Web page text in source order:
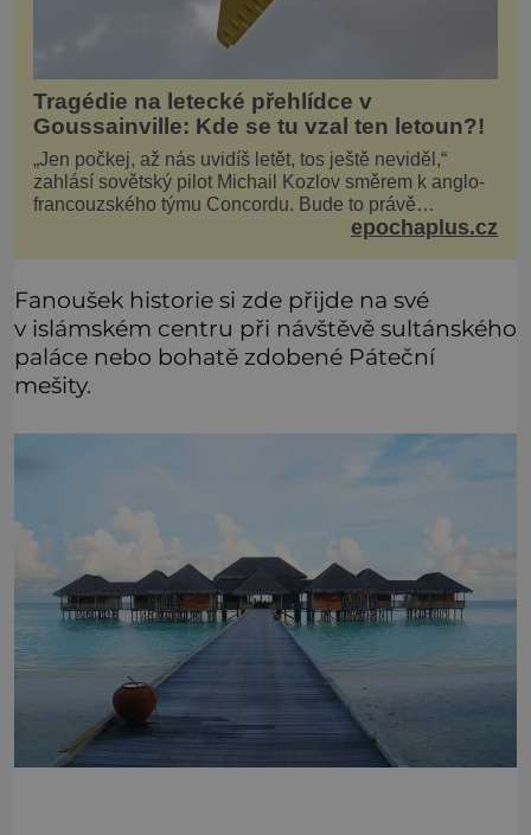
Tragédie na letecké přehlídce v
Goussainville: Kde se tu vzal ten letoun?!
„Jen počkej, až nás uvidíš letět, tos ještě neviděl,“
zahlásí sovětský pilot Michail Kozlov směrem k anglo-
francouzského týmu Concordu. Bude to právě
konkurenční boj, co bude stát za smrtí celé 6členné
epochaplus.cz
Fanoušek historie si zde přijde na své
v islámském centru při návštěvě sultánského
paláce nebo bohatě zdobené Páteční
mešity.